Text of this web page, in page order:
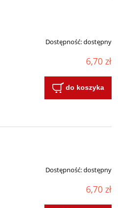
Dostępność:dostępny
6,70 zł
do koszyka
Dostępność:dostępny
6,70 zł